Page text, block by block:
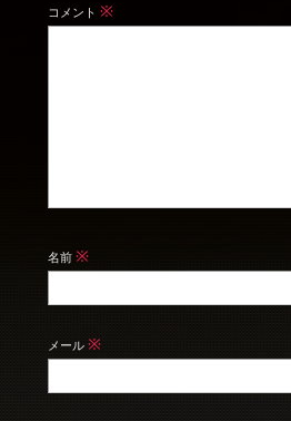
コメント ※
名前 ※
メール ※